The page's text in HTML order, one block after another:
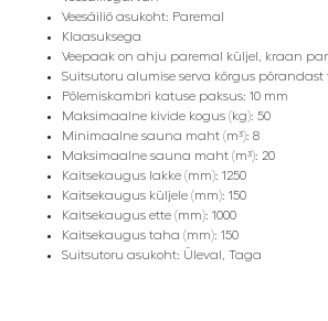
Veesäiliö asukoht: Paremal
Klaasuksega
Veepaak on ahju paremal küljel, kraan
Suitsutoru alumise serva kõrgus põrandast
Põlemiskambri katuse paksus: 10 mm
Maksimaalne kivide kogus (kg): 50
Minimaalne sauna maht (m³): 8
Maksimaalne sauna maht (m³): 20
Kaitsekaugus lakke (mm): 1250
Kaitsekaugus küljele (mm): 150
Kaitsekaugus ette (mm): 1000
Kaitsekaugus taha (mm): 150
Suitsutoru asukoht: Üleval, Taga